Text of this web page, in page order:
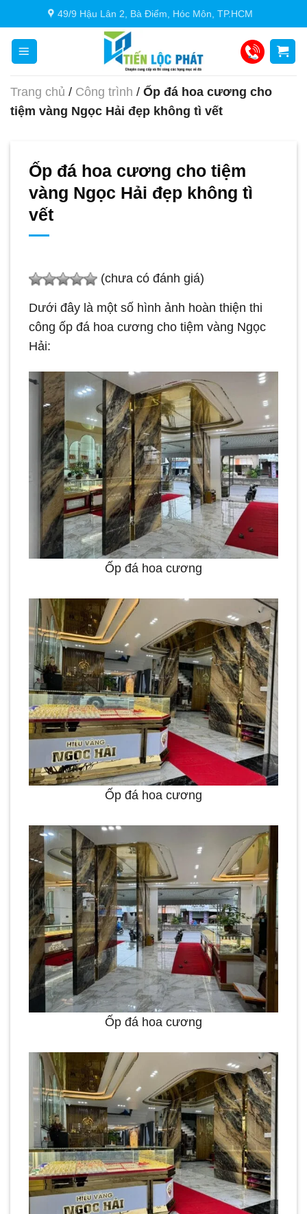
đến
dung
49/9 Hậu Lân 2, Bà Điểm, Hóc Môn, TP.HCM
Trang chủ / Công trình / Ốp đá hoa cương cho
tiệm vàng Ngọc Hải đẹp không tì vết
Ốp đá hoa cương cho tiệm
vàng Ngọc Hải đẹp không tì
vết
(chưa có đánh giá)
Dưới đây là một số hình ảnh hoàn thiện thi
công ốp đá hoa cương cho tiệm vàng Ngọc
Hải:
Ốp đá hoa cương
Ốp đá hoa cương
Ốp đá hoa cương